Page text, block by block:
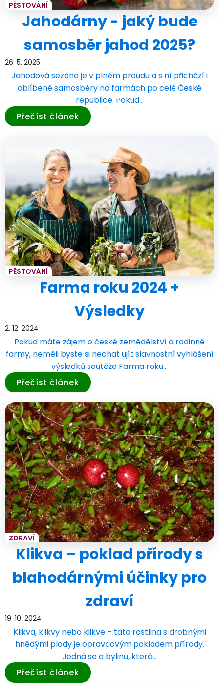
PĚSTOVÁNÍ
Jahodárny - jaký bude
samosběr jahod 2025?
26. 5. 2025
Jahodová sezóna je v plném proudu a s ní přichází i
oblíbené samosběry na farmách po celé České
republice. Pokud…
Přečíst článek
PĚSTOVÁNÍ
Farma roku 2024 +
Výsledky
2. 12. 2024
Pokud máte zájem o české zemědělství a rodinné
farmy, neměli byste si nechat ujít slavnostní vyhlášení
výsledků soutěže Farma roku…
Přečíst článek
ZDRAVÍ
Klikva – poklad přírody s
blahodárnými účinky pro
zdraví
19. 10. 2024
Klikva, klikvy nebo klikve – tato rostlina s drobnými
hnědými plody je opravdovým pokladem přírody.
Jedná se o bylinu, která…
Přečíst článek